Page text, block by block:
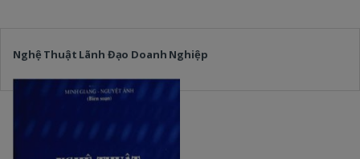
Nghệ Thuật Lãnh Đạo Doanh Nghiệp